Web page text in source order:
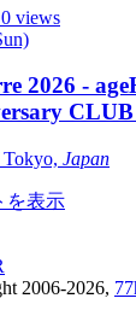
views
2026 -
Tokyo, Japan
を表示
2006-2026,